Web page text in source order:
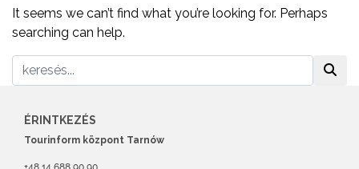
It seems we can’t find what you’re looking for. Perhaps
searching can help.
ÉRINTKEZÉS
Tourinform központ Tarnów